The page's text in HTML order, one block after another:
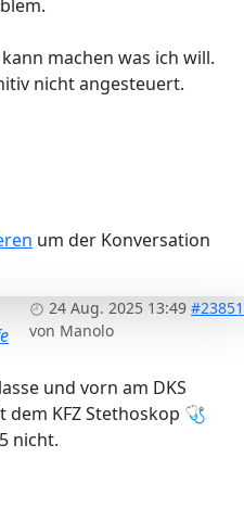
machen was ich will.
nicht angesteuert.
um der Konversation
24 Aug. 2025 13:49 #23851
von Manolo
und vorn am DKS
KFZ Stethoskop 🩺
nicht.